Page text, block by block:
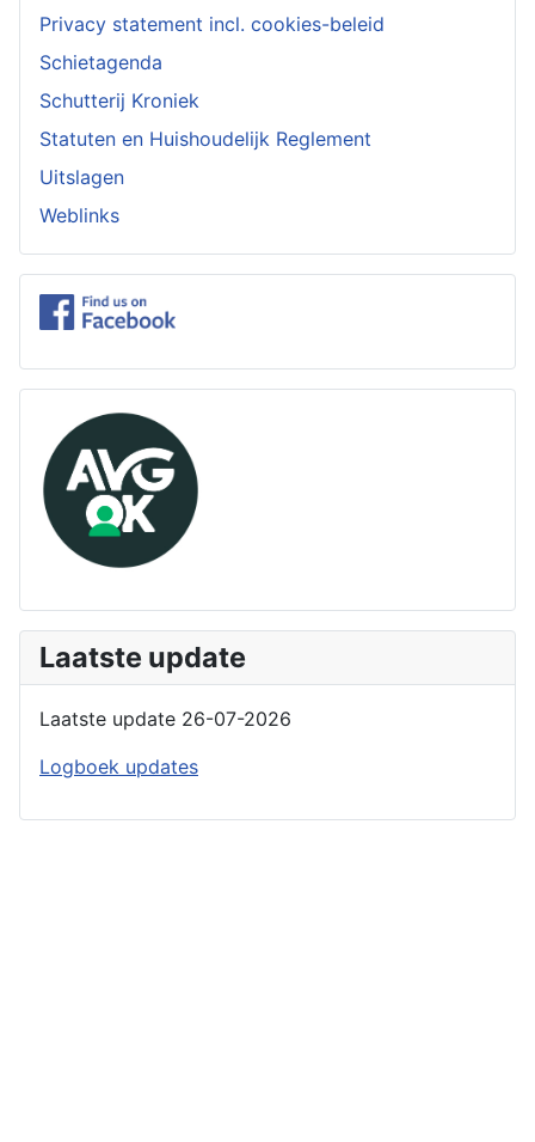
Privacy statement incl. cookies-beleid
Schietagenda
Schutterij Kroniek
Statuten en Huishoudelijk Reglement
Uitslagen
Weblinks
Laatste update
Laatste update 26-07-2026
Logboek updates